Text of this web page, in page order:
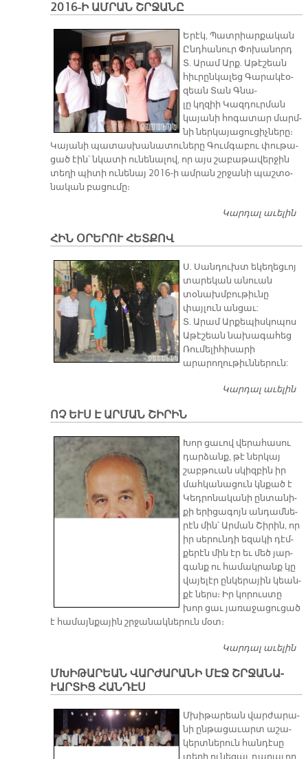
2016-Ի ԱՄՐԱՆ ՇՐՋԱՆԸ
Ե­րէկ, Պատ­րիար­քա­կան
Ընդ­հա­նուր Փո­խա­նորդ
Տ. Ա­րամ Արք. Ա­թէ­շեան
հիւ­րըն­կա­լեց Գա­րա­կէօ­
զեան Տան Գնա­
լը կղզիի Կազ­դուր­ման
կա­յա­նի հո­գա­տար մարմ­
նի ներ­կա­յա­ցու­ցիչ­նե­րը։
Կա­յա­նի պա­տաս­խա­նա­տու­նե­րը Գում­գա­բու փու­թա­
ցած էին՝ նկա­տի ու­նե­նա­լով, որ այս շա­բա­թա­վեր­ջին
տե­ղի պի­տի ու­նե­նայ 2016-ի ամ­րան շրջա­նի պաշ­տօ­
նա­կան բա­ցու­մը։
Կարդալ աւելին
ՀԻՆ ՕՐԵՐՈՒ ՀԵՏՔՈՎ
Ս. Սանդուխտ եկեղեցւոյ
տարեկան անուան
տօնախմբութիւնը
փայլուն անցաւ:
Տ. Արամ Արքեպիսկոպոս
Աթէշեան նախագահեց
Ռումելիհիսարի
արարողութիւններուն:
Կարդալ աւելին
ՈՉ ԵՒՍ Է ԱՐՄԱՆ ՇԻՐԻՆ
Խոր ցա­ւով վե­րա­հա­սու
դար­ձանք, թէ ներ­կայ
շաբ­թուան սկիզ­բին իր
մահ­կա­նա­ցուն կնքած է
Կեդ­րո­նա­կա­նի ըն­տա­նի­
քի ե­րի­ցա­գոյն ան­դամ­նե­
րէն մին՝ Ար­ման Շի­րին, որ
իր սե­րուն­դի ե­զա­կի դէմ­
քե­րէն մին էր եւ մեծ յար­
գանք ու հա­մակ­րանք կը
վա­յե­լէր ըն­կե­րա­յին կեան­
քէ ներս։ Իր կո­րուս­տը
խոր ցաւ յա­ռա­ջա­ցու­ցած
է հա­մայն­քա­յին շրջա­նակ­նե­րուն մօտ։
Կարդալ աւելինՈՉ
ՄԽԻ­ԹԱ­ՐԵԱՆ ՎԱՐ­ԺԱ­ՐԱ­ՆԻ ՄԷՋ ՇՐՋԱ­ՆԱ­
ՒԱՐ­ՏԻՑ ՀԱՆ­ԴԷՍ
Մխի­թա­րեան վար­ժա­րա­
նի ըն­թա­ցա­ւարտ ա­շա­
կերտ­նե­րուն հան­դէ­սը
տե­ղի ու­նե­ցաւ դա­րա­ւոր